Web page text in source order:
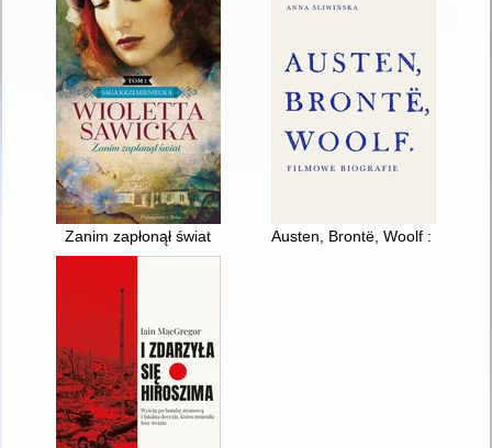
Zanim zapłonął świat Austen, Brontë, Woolf :